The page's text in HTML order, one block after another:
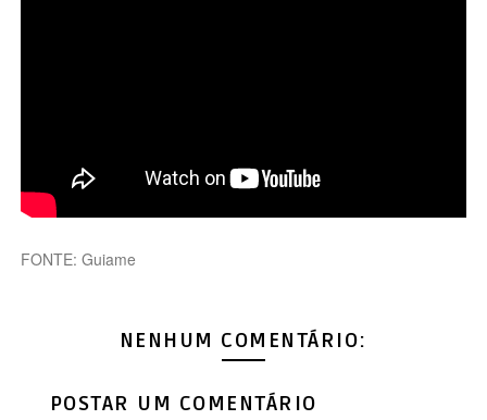
FONTE: Guiame
NENHUM COMENTÁRIO:
POSTAR UM COMENTÁRIO